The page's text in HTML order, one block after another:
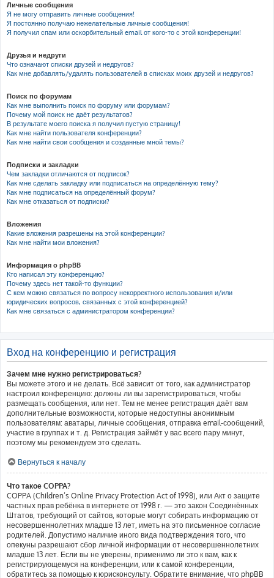
Личные сообщения
Я не могу отправить личные сообщения!
Я постоянно получаю нежелательные личные сообщения!
Я получил спам или оскорбительный email от кого-то с этой конференции!
Друзья и недруги
Что означают списки друзей и недругов?
Как мне добавлять/удалять пользователей в списках моих друзей и недругов?
Поиск по форумам
Как мне выполнить поиск по форуму или форумам?
Почему мой поиск не даёт результатов?
В результате моего поиска я получил пустую страницу!
Как мне найти пользователя конференции?
Как мне найти свои сообщения и созданные мной темы?
Подписки и закладки
Чем закладки отличаются от подписок?
Как мне сделать закладку или подписаться на определённую тему?
Как мне подписаться на определённый форум?
Как мне отказаться от подписки?
Вложения
Какие вложения разрешены на этой конференции?
Как мне найти мои вложения?
Информация о phpBB
Кто написал эту конференцию?
Почему здесь нет такой-то функции?
С кем можно связаться по вопросу некорректного использования и/или
юридических вопросов, связанных с этой конференцией?
Как мне связаться с администратором конференции?
Вход на конференцию и регистрация
Зачем мне нужно регистрироваться?
Вы можете этого и не делать. Всё зависит от того, как администратор
настроил конференцию: должны ли вы зарегистрироваться, чтобы
размещать сообщения, или нет. Тем не менее регистрация даёт вам
дополнительные возможности, которые недоступны анонимным
пользователям: аватары, личные сообщения, отправка email-сообщений,
участие в группах и т. д. Регистрация займёт у вас всего пару минут,
поэтому мы рекомендуем это сделать.
Вернуться к началу
Что такое COPPA?
COPPA (Children’s Online Privacy Protection Act of 1998), или Акт о защите
частных прав ребёнка в интернете от 1998 г. — это закон Соединённых
Штатов, требующий от сайтов, которые могут собирать информацию от
несовершеннолетних младше 13 лет, иметь на это письменное согласие
родителей. Допустимо наличие иного вида подтверждения того, что
опекуны разрешают сбор личной информации от несовершеннолетних
младше 13 лет. Если вы не уверены, применимо ли это к вам, как к
регистрирующемуся на конференции, или к самой конференции,
обратитесь за помощью к юрисконсульту. Обратите внимание, что phpBB